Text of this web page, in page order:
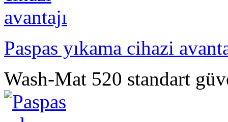
Paspas yıkama cihazi
Wash-Mat 520 standart